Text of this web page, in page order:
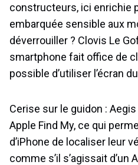
constructeurs, ici enrichie
embarquée sensible aux
déverrouiller ? Clovis Le
smartphone fait office de
possible d’utiliser l’écran
Cerise sur le guidon :
Apple Find My, ce qui
d’iPhone de localiser leur
comme s’il s’agissait d’un